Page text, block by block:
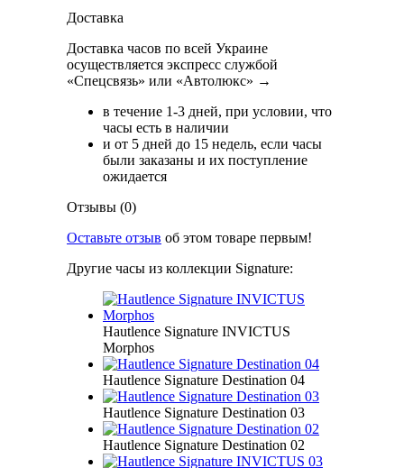
Доставка
Доставка часов по всей Украине
осуществляется экспресс службой
«Спецсвязь» или «Автолюкс» →
в течение 1-3 дней, при условии, что
часы есть в наличии
и от 5 дней до 15 недель, если часы
были заказаны и их поступление
ожидается
Отзывы (0)
Оставьте отзыв об этом товаре первым!
Другие часы из коллекции Signature:
Hautlence Signature INVICTUS
Morphos
Hautlence Signature Destination 04
Hautlence Signature Destination 03
Hautlence Signature Destination 02